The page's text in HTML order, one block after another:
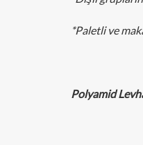
*Paletli ve
Polyamid